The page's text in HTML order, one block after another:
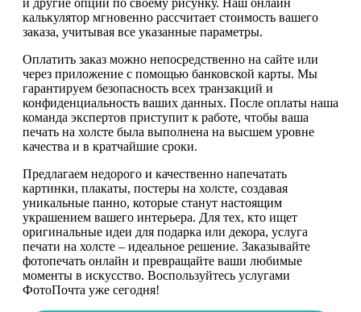
калькулятор мгновенно рассчитает стоимость вашего
заказа, учитывая все указанные параметры.
Оплатить заказ можно непосредственно на сайте или
через приложение с помощью банковской карты. Мы
гарантируем безопасность всех транзакций и
конфиденциальность ваших данных. После оплаты наша
команда экспертов приступит к работе, чтобы ваша
печать на холсте была выполнена на высшем уровне
качества и в кратчайшие сроки.
Предлагаем недорого и качественно напечатать
картинки, плакаты, постеры на холсте, создавая
уникальные панно, которые станут настоящим
украшением вашего интерьера. Для тех, кто ищет
оригинальные идеи для подарка или декора, услуга
печати на холсте – идеальное решение. Заказывайте
фотопечать онлайн и превращайте ваши любимые
моменты в искусство. Воспользуйтесь услугами
ФотоПочта уже сегодня!